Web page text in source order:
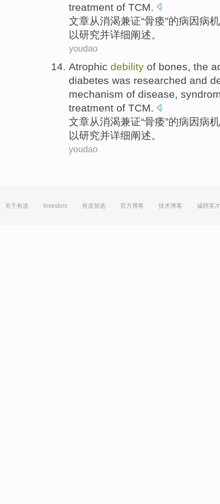
treatment of TCM
文章从消渴兼证“骨痿”的病因病
以研究并详细阐述 。
youdao
Atrophic debility of bones, the
diabetes was researched and
mechanism of disease,
treatment of TCM.
文章从消渴兼证“骨痿”的病因病
以研究并详细阐述。
youdao
关于有道 Investors 有道智选 官方博客 技术博客 诚聘英才